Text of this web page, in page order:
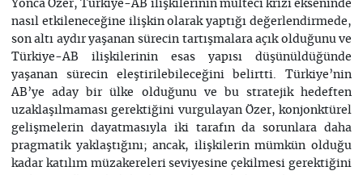
Yonca Özer, Türkiye-AB ilişkilerinin mülteci krizi ekseninde
nasıl etkileneceğine ilişkin olarak yaptığı değerlendirmede,
son altı aydır yaşanan sürecin tartışmalara açık olduğunu ve
Türkiye-AB ilişkilerinin esas yapısı düşünüldüğünde
yaşanan sürecin eleştirilebileceğini belirtti. Türkiye’nin
AB’ye aday bir ülke olduğunu ve bu stratejik hedeften
uzaklaşılmaması gerektiğini vurgulayan Özer, konjonktürel
gelişmelerin dayatmasıyla iki tarafın da sorunlara daha
pragmatik yaklaştığını; ancak, ilişkilerin mümkün olduğu
kadar katılım müzakereleri seviyesine çekilmesi gerektiğini